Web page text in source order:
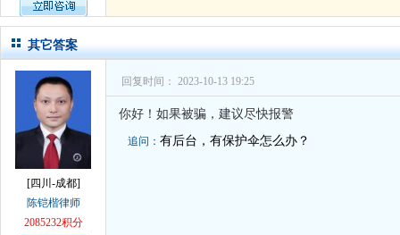
其它答案
[四川-成都]
陈铠楷律师
2085232积分
回复时间： 2023-10-13 19:25
你好！如果被骗，建议尽快报警
追问： 有后台，有保护伞怎么办？